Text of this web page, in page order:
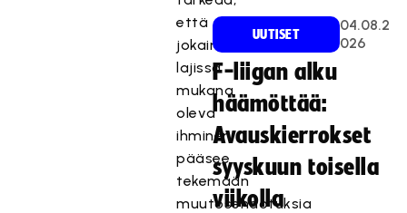
että
jokainen
lajissa
mukana
oleva
ihminen
pääsee
tekemään
muutosehdotuksia
UUTISET
04.08.2
026
F-liigan alku
häämöttää:
Avauskierrokset
syyskuun toisella
viikolla